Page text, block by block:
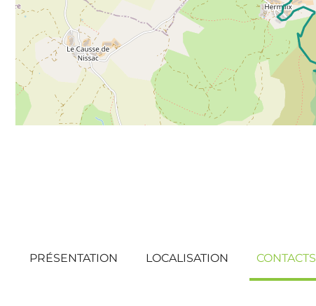
PRÉSENTATION LOCALISATION CONTACTS